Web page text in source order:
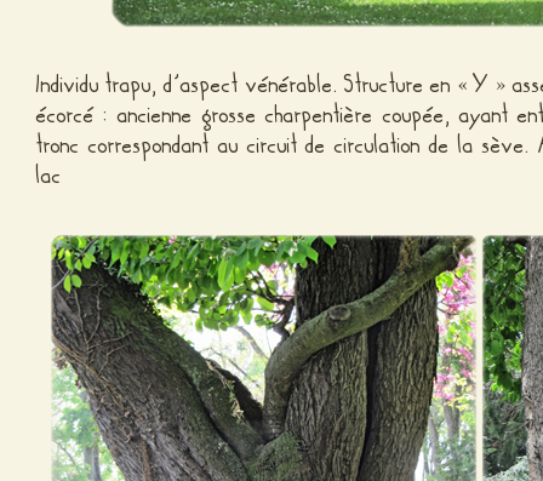
Individu trapu, d’aspect vénérable. Structure en « Y »
écorcé : ancienne grosse charpentière coupée, ayant
tronc correspondant au circuit de circulation de la sève.
lac